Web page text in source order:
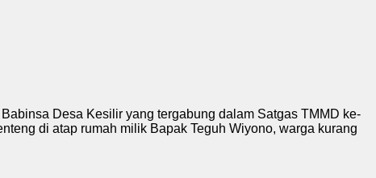
Desa Kesilir yang tergabung dalam Satgas TMMD ke-
di atap rumah milik Bapak Teguh Wiyono, warga kurang